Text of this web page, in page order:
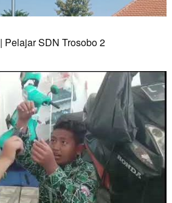
Hobi dan Kegemaran | Pelajar SDN Trosobo 2